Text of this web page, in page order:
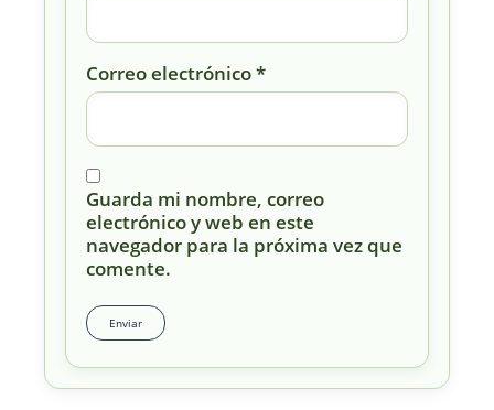
Correo electrónico*
Guarda mi nombre, correo
electrónico y web en este
navegador para la próxima vez que
comente.